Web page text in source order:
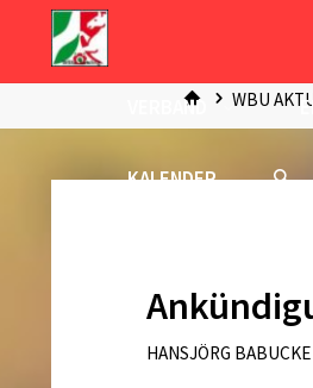
VERBAND
KALENDER
START
WBU
HANSJÖRG BABUCKE